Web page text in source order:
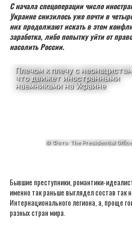
С начала спецоперации число
Украине снизилось уже почти в
них продолжают искать в этом
заработка, либо попытку уйти от
насолить России.
Бывшие преступники, романтики-
именно так раньше выглядел состав так
Интернационального легиона, а, проще
разных стран мира.